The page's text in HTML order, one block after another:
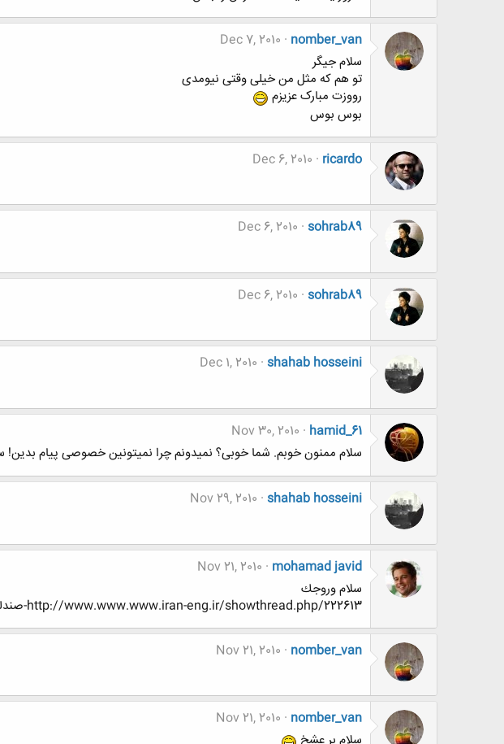
nomber_van
Dec 7, 2010
سلام جیگر
تو هم که مثل من خیلی وقتی نیومدی
رووزت مبارک عزیزم
بوس بوس
ricardo
Dec 6, 2010
sohrab89
Dec 6, 2010
sohrab89
Dec 6, 2010
shahab hosseini
Dec 1, 2010
hamid_61
Nov 30, 2010
سلام ممنون خوبم. شما خوبی؟ نمیدونم چرا نمیتونین خصوصی پیام بدین!
shahab hosseini
Nov 29, 2010
mohamad javid
Nov 21, 2010
سلام وروجك
http://www.www.www.iran-eng.ir/showthread.php/222613-صندلی-داغ-mohamad-javid?p=2877468#post2877468
nomber_van
Nov 21, 2010
nomber_van
Nov 21, 2010